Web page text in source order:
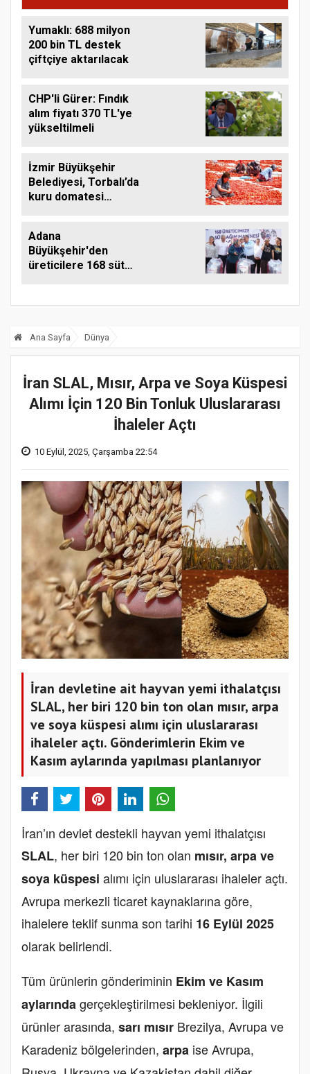
Yumaklı: 688 milyon
200 bin TL destek
çiftçiye aktarılacak
CHP'li Gürer: Fındık
alım fiyatı 370 TL'ye
yükseltilmeli
İzmir Büyükşehir
Belediyesi, Torbalı’da
kuru domatesi
Adana
Büyükşehir'den
üreticilere 168 süt
Ana Sayfa Dünya
İran SLAL, Mısır, Arpa ve Soya Küspesi
Alımı İçin 120 Bin Tonluk Uluslararası
İhaleler Açtı
10 Eylül, 2025, Çarşamba 22:54
İran devletine ait hayvan yemi ithalatçısı
SLAL, her biri 120 bin ton olan mısır, arpa
ve soya küspesi alımı için uluslararası
ihaleler açtı. Gönderimlerin Ekim ve
Kasım aylarında yapılması planlanıyor
İran’ın devlet destekli hayvan yemi ithalatçısı
SLAL, her biri 120 bin ton olan mısır, arpa ve
soya küspesi alımı için uluslararası ihaleler açtı.
Avrupa merkezli ticaret kaynaklarına göre,
ihalelere teklif sunma son tarihi 16 Eylül 2025
olarak belirlendi.
Tüm ürünlerin gönderiminin Ekim ve Kasım
aylarındagerçekleştirilmesi bekleniyor. İlgili
ürünler arasında, sarı mısır Brezilya, Avrupa ve
Karadeniz bölgelerinden, arpa ise Avrupa,